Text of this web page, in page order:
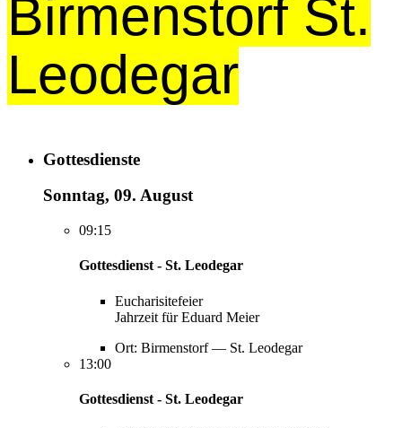
Birmenstorf St.
Leodegar
Gottesdienste
Sonntag, 09. August
09:15
Gottesdienst - St. Leodegar
Eucharisitefeier
Jahrzeit für Eduard Meier
Ort: Birmenstorf — St. Leodegar
13:00
Gottesdienst - St. Leodegar